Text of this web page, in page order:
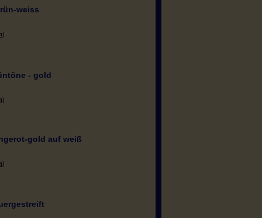
weiss
)
- gold
)
gold auf weiß
)